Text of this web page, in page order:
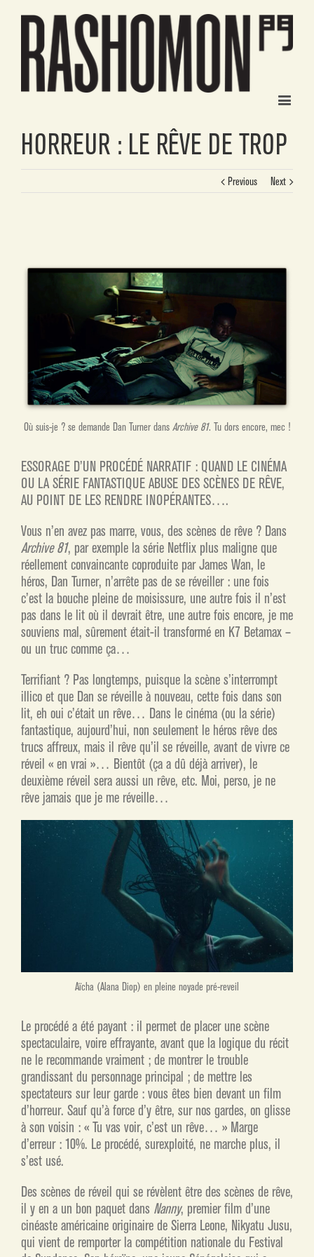
HORREUR : LE RÊVE DE TROP
Previous Next
Où suis-je ? se demande Dan Turner dans Archive 81. Tu dors encore, mec !
ESSORAGE D’UN PROCÉDÉ NARRATIF : QUAND LE CINÉMA
OU LA SÉRIE FANTASTIQUE ABUSE DES SCÈNES DE RÊVE,
AU POINT DE LES RENDRE INOPÉRANTES….
Vous n’en avez pas marre, vous, des scènes de rêve ? Dans
Archive 81, par exemple la série Netflix plus maligne que
réellement convaincante coproduite par James Wan, le
héros, Dan Turner, n’arrête pas de se réveiller : une fois
c’est la bouche pleine de moisissure, une autre fois il n’est
pas dans le lit où il devrait être, une autre fois encore, je me
souviens mal, sûrement était-il transformé en K7 Betamax –
ou un truc comme ça…
Terrifiant ? Pas longtemps, puisque la scène s’interrompt
illico et que Dan se réveille à nouveau, cette fois dans son
lit, eh oui c’était un rêve… Dans le cinéma (ou la série)
fantastique, aujourd’hui, non seulement le héros rêve des
trucs affreux, mais il rêve qu’il se réveille, avant de vivre ce
réveil « en vrai »… Bientôt (ça a dû déjà arriver), le
deuxième réveil sera aussi un rêve, etc. Moi, perso, je ne
rêve jamais que je me réveille…
Aïcha (Alana Diop) en pleine noyade pré-reveil
Le procédé a été payant : il permet de placer une scène
spectaculaire, voire effrayante, avant que la logique du récit
ne le recommande vraiment ; de montrer le trouble
grandissant du personnage principal ; de mettre les
spectateurs sur leur garde : vous êtes bien devant un film
d’horreur. Sauf qu’à force d’y être, sur nos gardes, on glisse
à son voisin : « Tu vas voir, c’est un rêve… » Marge
d’erreur : 10%. Le procédé, surexploité, ne marche plus, il
s’est usé.
Des scènes de réveil qui se révèlent être des scènes de rêve,
il y en a un bon paquet dans Nanny, premier film d’une
cinéaste américaine originaire de Sierra Leone, Nikyatu Jusu,
qui vient de remporter la compétition nationale du Festival